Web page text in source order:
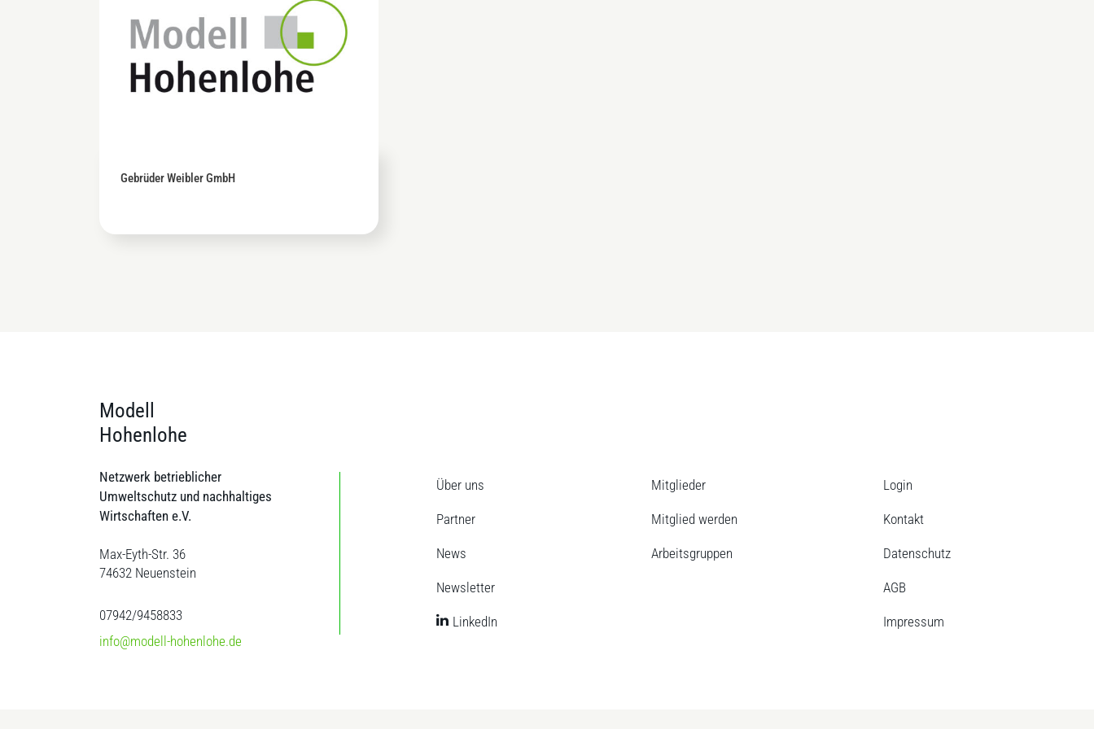
Gebrüder Weibler GmbH
Modell
Hohenlohe
Netzwerk betrieblicher
Umweltschutz und nachhaltiges
Wirtschaften e.V.
Max-Eyth-Str. 36
74632 Neuenstein
07942/9458833
info@modell-hohenlohe.de
Über uns
Partner
News
Newsletter
LinkedIn
Mitglieder
Mitglied werden
Arbeitsgruppen
Login
Kontakt
Datenschutz
AGB
Impressum